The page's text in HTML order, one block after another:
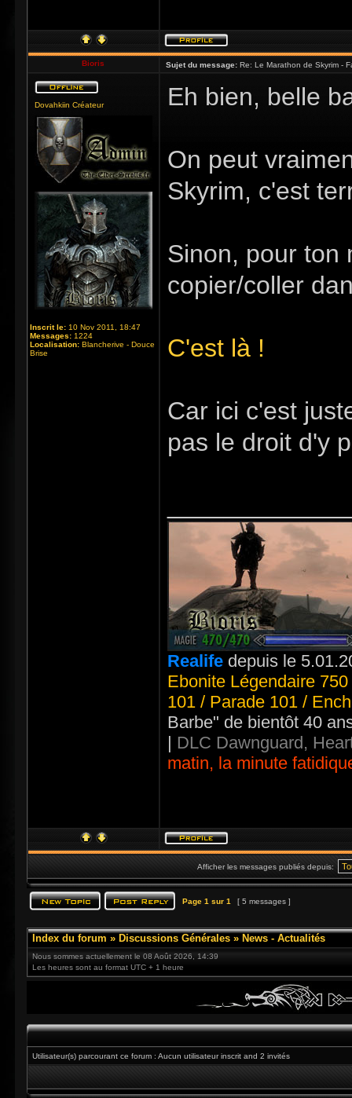
Bioris Sujet du message: Re: Le Marathon de Skyrim -
Dovahkiin Créateur
Inscrit le: 10 Nov 2011, 18:47
Messages: 1224
Localisation: Blancherive - Douce
Brise
Eh bien, belle
On peut
Skyrim, c'est
Sinon, pour ton
copier/coller
C'est là !
Car ici c'est
pas le droit d'y
Realife depuis le
Ebonite Légendaire
101 / Parade 101 /
Barbe" de bientôt 40
| DLC Dawnguard,
matin, la minute
Afficher les messages publiés depuis:
Page 1 sur 1 [ 5 messages ]
Index du forum » Discussions Générales » News - Actualités
Nous sommes actuellement le 08 Août 2026, 14:39
Les heures sont au format UTC + 1 heure
Utilisateur(s) parcourant ce forum : Aucun utilisateur inscrit and 2 invités